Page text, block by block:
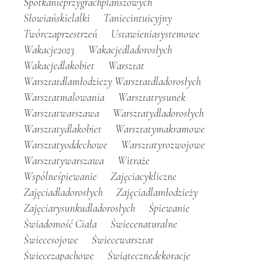
Słowiańskielalki
Taniecintuicyjny
Twórczaprzestrzeń
Ustawieniasystemowe
Wakacje2023
Wakacjedladorosłych
Wakacjedlakobiet
Warsztat
Warsztatdlamłodziezy Warsztatdladorosłych
Warsztatmalowania
Warsztatrysunek
Warsztatwarszawa
Warsztatydladorosłych
Warsztatydlakobiet
Warsztatymakramowe
Warsztatyoddechowe
Warsztatyrozwojowe
Warsztatywarszawa
Witraże
Wspólneśpiewanie
Zajęciacykliczne
Zajęciadladorosłych
Zajęciadlamłodzieży
Zajęciarysunkudladorosłych
Śpiewanie
Świadomość Ciała
Świecenaturalne
Świecesojowe
Świecewarsztat
Świecezapachowe
Świątecznedekoracje